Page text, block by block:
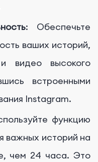
: Обеспечьте
ваших историй,
видео высокого
встроенными
Instagram.
функцию
важных историй на
чем 24 часа. Это